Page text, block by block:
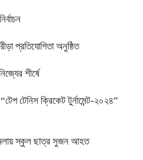
প্রতিযোগিতা অনুষ্ঠিত
শীর্ষে
টেনিস ক্রিকেট টুর্নামেন্ট-২০২৪”
স্কুল ছাত্র সুজন আহত